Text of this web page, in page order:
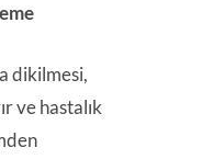
dikilmesi,
ve hastalık